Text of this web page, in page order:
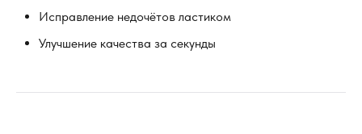
Исправление недочётов ластиком
Улучшение качества за секунды